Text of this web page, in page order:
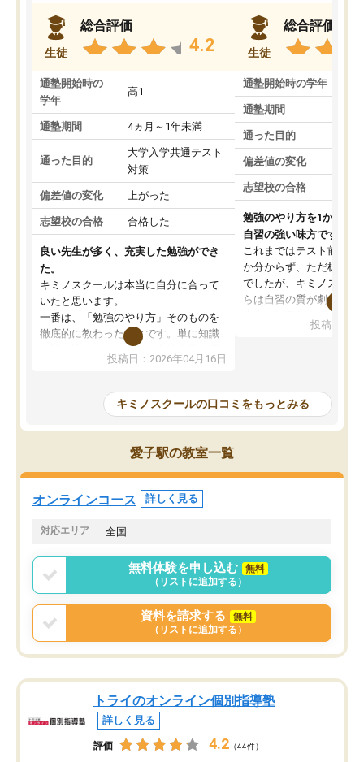
生徒
総合評価
4.2
通塾開始時の
学年
高1
通塾期間 4ヵ月～1年未満
通った目的
大学入学共通テスト
対策
偏差値の変化 上がった
志望校の合格 合格した
良い先生が多く、充実した勉強ができ
た。
キミノスクールは本当に自分に合って
いたと思います。
一番は、「勉強のやり方」そのものを
徹底的に教わったことです。単に知識
を詰め込むのではなく、自学自習の習
慣が身につくよう並走してくれるの
はなくなりました。
講師の方との距離も近く、親身なコー
チングのおかげで、停滞期もモチベー
ションを維持できました。「やらされ
る勉強」から「目標のための勉強」へ
意識が変わったことが、目標校への合
投稿日：2026年04月16日
生徒
総合評価
通塾開始時の学年
通塾期間
通った目的
偏差値の変化
志望校の合格
勉強のやり方を1から教
自習の強い味方です。
これまではテスト前に何
か分からず、ただ机に座
でしたが、キミノスクー
らは自習の質が劇的に変
を明確にしてくれるの
の仕方をコーチングして
ルなので、家での学習習
身につきました。結果と
た。自分から学ぶ姿勢を
投稿日：
キミノスクールの口コミをもっとみる
愛子駅の教室一覧
オンラインコース 詳しく見る
対応エリア 全国
無料体験を申し込む
無料
（リストに追加する）
資料を請求する
無料
（リストに追加する）
トライのオンライン個別指導塾
詳しく見る
評価 4.2 （44件）